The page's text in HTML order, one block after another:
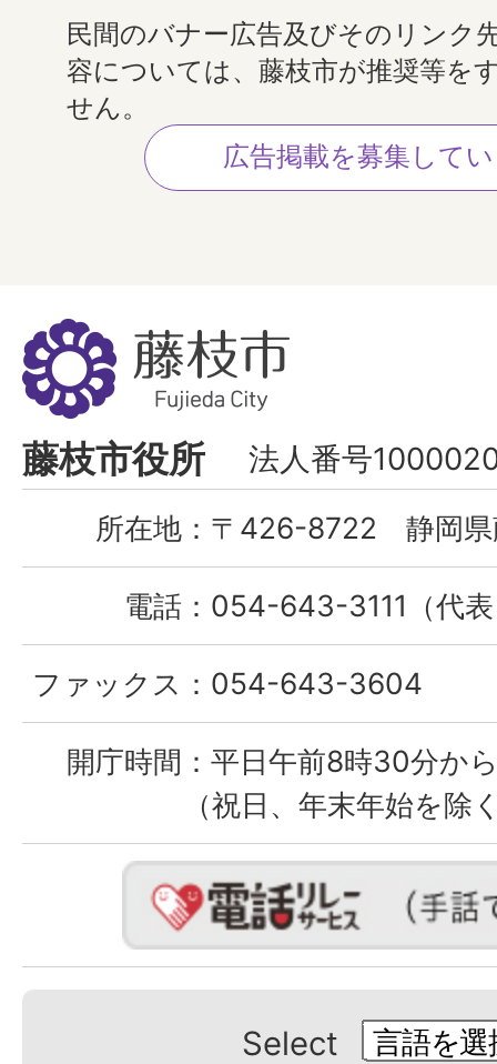
民間のバナー広告及びそのリンク
容については、藤枝市が推奨等を
せん。
広告掲載を募集して
藤
枝
市
Fujieda
City
藤枝市役所 法人番号
所在地： 〒426-8722 静岡県
電話： 054-643-3111（代
ファックス： 054-643-3604
開庁時間： 平日午前8時30分か
（祝日、年末年始を除
Select